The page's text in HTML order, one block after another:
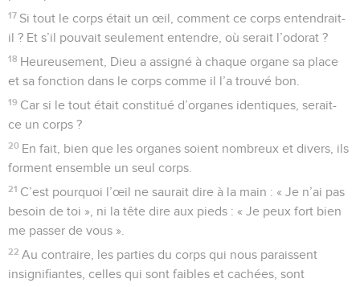
17 Si tout le corps était un œil, comment ce corps entendrait-
il ? Et s’il pouvait seulement entendre, où serait l’odorat ?
18 Heureusement, Dieu a assigné à chaque organe sa place
et sa fonction dans le corps comme il l’a trouvé bon.
19 Car si le tout était constitué d’organes identiques, serait-
ce un corps ?
20 En fait, bien que les organes soient nombreux et divers, ils
forment ensemble un seul corps.
21 C’est pourquoi l’œil ne saurait dire à la main : « Je n’ai pas
besoin de toi », ni la tête dire aux pieds : « Je peux fort bien
me passer de vous ».
22 Au contraire, les parties du corps qui nous paraissent
insignifiantes, celles qui sont faibles et cachées, sont